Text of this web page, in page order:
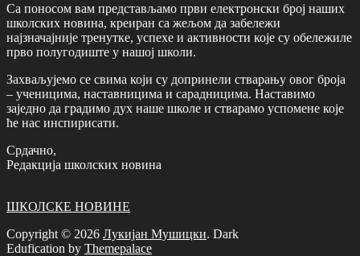
Са поносом вам представљамо први електронски број наших
школских новина, креиран са жељом да забележи
најзначајније тренутке, успехе и активности које су обележиле
прво полугодиште у нашој школи.
Захваљујемо се свима који су допринели стварању овог броја
– ученицима, наставницима и сарадницима. Наставимо
заједно да градимо дух наше школе и стварамо успомене које
ће нас инспирисати.
Срдачно,
Редакција школских новина
ШКОЛСКЕ НОВИНЕ
Copyright © 2026 Лукијан Мушицки. Dark
Edufication by Themepalace